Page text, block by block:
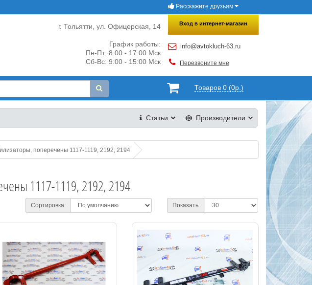
×
Расскажите друзьям
Вход в интернет-магазин
info@avtokluch-63.ru
Перезвоните мне
г. Тольятти, ул. Офицерская, 14
График работы:
Пн-Пт: 8:00 - 17:00 Мск
Сб-Вс: 9:00 - 15:00 Мск
Товаров 0 (0р.)
Производители
Статьи
поперечены 1117-1119, 2192, 2194
1117-1119, 2192, 2194
Сортировка: Показать: